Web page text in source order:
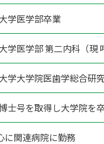
学医学部卒業
学医学部 第二内科（現
学大学院医歯学総合研
士号を取得し大学院を
に関連病院に勤務